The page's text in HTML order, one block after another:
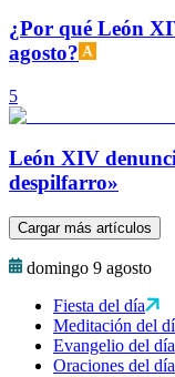
¿Por qué León
agosto?
5
León XIV
despilfarro»
Cargar más artículos
domingo 9 agosto
Fiesta del día
Meditación del
Evangelio del día
Oraciones del día